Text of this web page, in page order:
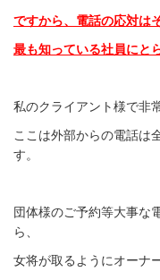
ですから、電話の応対は
最も知っている社員にと
私のクライアント様で非
ここは外部からの電話は
す。
団体様のご予約等大事な
ら、
女将が取るようにオーナ